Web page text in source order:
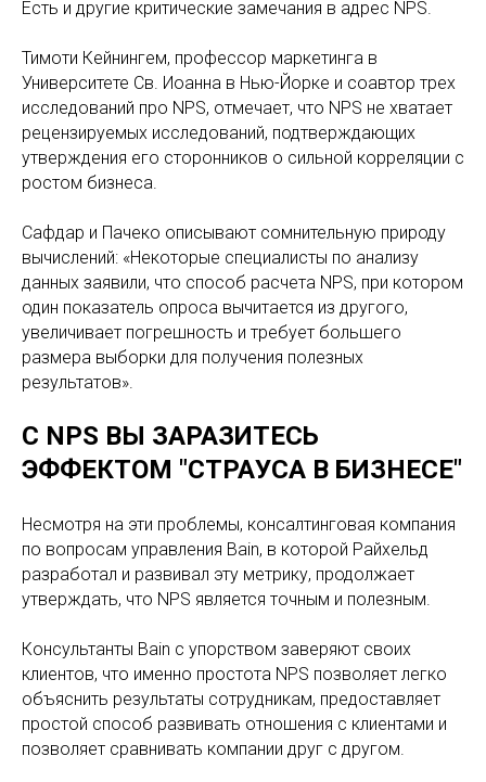
Есть и другие критические замечания в адрес NPS.
Тимоти Кейнингем, профессор маркетинга в
Университете Св. Иоанна в Нью-Йорке и соавтор трех
исследований про NPS, отмечает, что NPS не хватает
рецензируемых исследований, подтверждающих
утверждения его сторонников о сильной корреляции с
ростом бизнеса.
Сафдар и Пачеко описывают сомнительную природу
вычислений: «Некоторые специалисты по анализу
данных заявили, что способ расчета NPS, при котором
один показатель опроса вычитается из другого,
увеличивает погрешность и требует большего
размера выборки для получения полезных
результатов».
С NPS ВЫ ЗАРАЗИТЕСЬ
ЭФФЕКТОМ "СТРАУСА В БИЗНЕСЕ"
Несмотря на эти проблемы, консалтинговая компания
по вопросам управления Bain, в которой Райхельд
разработал и развивал эту метрику, продолжает
утверждать, что NPS является точным и полезным.
Консультанты Bain с упорством заверяют своих
клиентов, что именно простота NPS позволяет легко
объяснить результаты сотрудникам, предоставляет
простой способ развивать отношения с клиентами и
позволяет сравнивать компании друг с другом.